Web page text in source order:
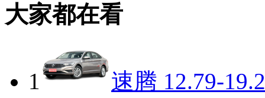
大家都在看
1 速腾 12.79-